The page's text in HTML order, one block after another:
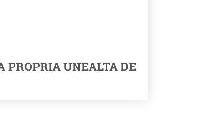
PROPRIA UNEALTA DE